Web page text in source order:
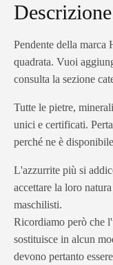
Descrizione
Pendente della
quadrata. Vuoi
consulta la sezione
Tutte le pietre,
unici e certificati.
perché ne è
L'azzurrite più si
accettare la loro
maschilisti.
Ricordiamo però che
sostituisce in alcun
devono pertanto